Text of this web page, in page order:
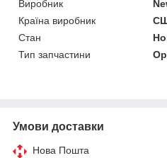
Виробник
Країна виробник
Стан
Тип запчастини
Умови доставки
Нова Пошта